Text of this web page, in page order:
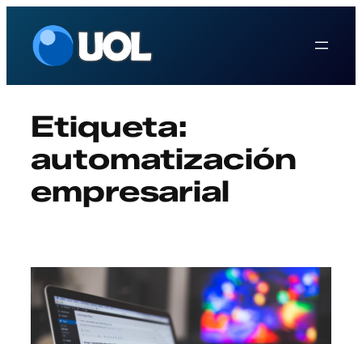
contenido
Etiqueta:
automatización
empresarial